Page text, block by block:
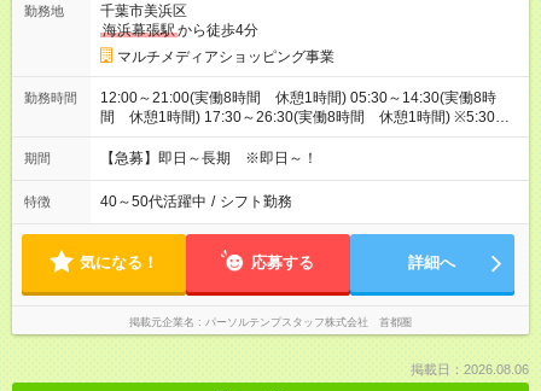
勤務地
千葉市美浜区
海浜幕張駅から徒歩4分
マルチメディアショッピング事業
勤務時間
12:00～21:00(実働8時間 休憩1時間) 05:30～14:30(実働8時
間 休憩1時間) 17:30～26:30(実働8時間 休憩1時間) ※5:30～
26:00の間で時間相談できます！8:00～17:00等お時間固定でも
OK！
期間 【急募】即日～長期 ※即日～！
特徴 40～50代活躍中 / シフト勤務
気になる！ 応募する 詳細へ
掲載元企業名 パーソルテンプスタッフ株式会社 首都圏
掲載日：2026.08.06